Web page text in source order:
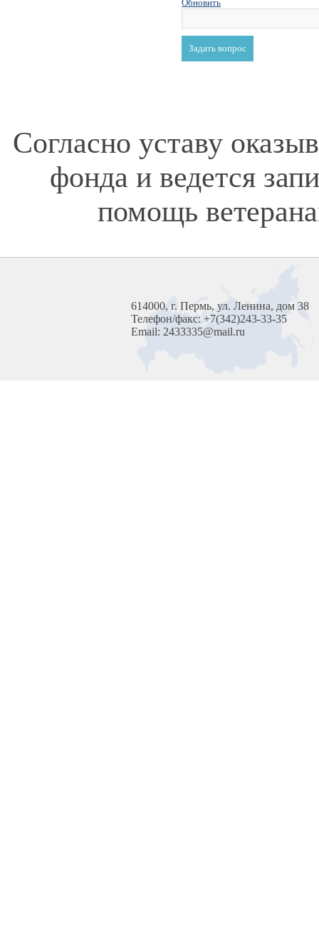
Обновить
Согласно уставу
фонда и ведется
помощь
614000, г. Пермь, ул. Ленина, дом 38
Телефон/факс: +7(342)243-33-35
Email: 2433335@mail.ru